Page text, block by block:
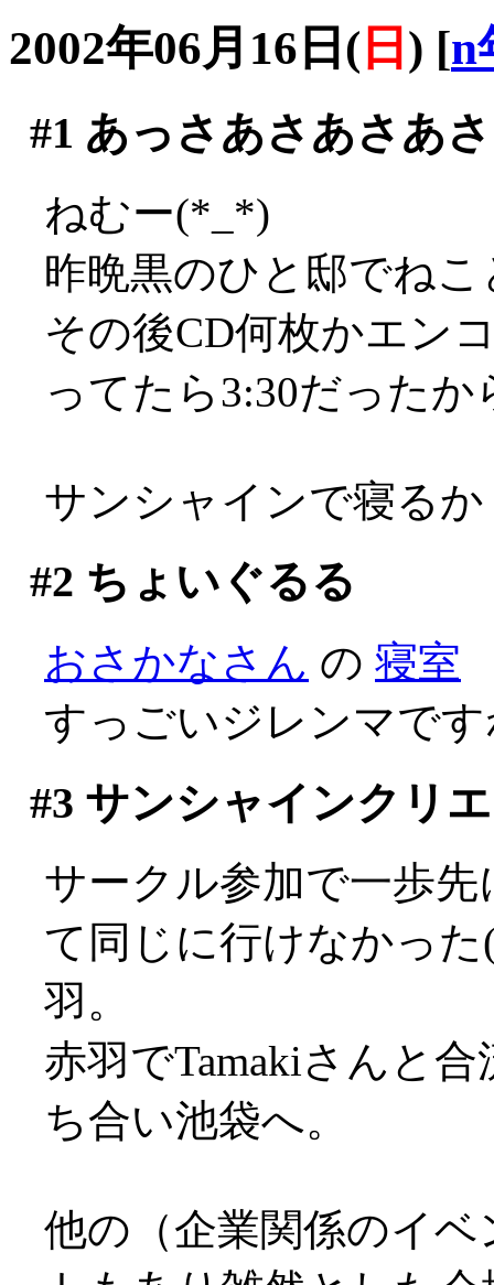
2002年06月16日( 日 ) [n
#1 あっさあさあさあさ
ねむー(*_*)
昨晩黒のひと邸でね
その後CD何枚かエン
ってたら3:30だったか
サンシャインで寝る
#2 ちょいぐるる
おさかなさん の 寝室
すっごいジレンマで
#3 サンシャインクリ
サークル参加で一歩
て同じに行けなかった
羽。
赤羽でTamakiさんと
ち合い池袋へ。
他の（企業関係のイ